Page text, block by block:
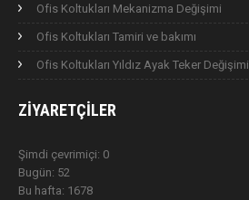
Ofis Koltukları Mekanizma Değişimi
Ofis Koltukları Tamiri ve bakımı
Ofis Koltukları Yıldız Ayak Teker Değişimi
ZIYARETÇILER
Şimdi çevrimiçi: 0
Bugün: 52
Bu hafta: 1678